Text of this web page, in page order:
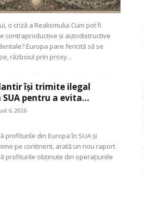
o criză a Realismului Cum pot fi
contraproductive și autodistructive
Europa pare fericită să se
războiul prin proxy...
își trimite ilegal
pentru a evita...
6, 2026
profiturile din Europa în SUA și
pe continent, arată un nou raport
profiturile obținute din operațiunile